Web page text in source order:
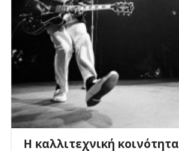
Η καλλιτεχνική κοινότητα